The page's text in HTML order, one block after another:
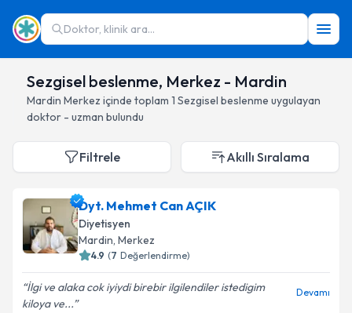
Doktor, klinik ara...
Sezgisel beslenme, Merkez - Mardin
Mardin Merkez içinde toplam 1 Sezgisel beslenme uygulayan
doktor - uzman bulundu
Filtrele Akıllı Sıralama
Dyt. Mehmet Can AÇIK
Diyetisyen
Mardin, Merkez
4.9 (7 Değerlendirme)
İlgi ve alaka cok iyiydi birebir ilgilendiler istedigim
kiloya ve...
Devamı